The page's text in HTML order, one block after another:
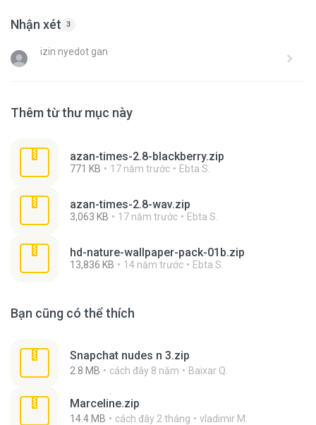
Nhận xét 3
izin nyedot gan
Thêm từ thư mục này
azan-times-2.8-blackberry.zip
771 KB 17 năm trước Ebta S.
azan-times-2.8-wav.zip
3,063 KB 17 năm trước Ebta S.
hd-nature-wallpaper-pack-01b.zip
13,836 KB 14 năm trước Ebta S.
Bạn cũng có thể thích
Snapchat nudes n 3.zip
2.8 MB cách đây 8 năm Baixar Q.
Marceline.zip
14.4 MB cách đây 2 tháng vladimir M.